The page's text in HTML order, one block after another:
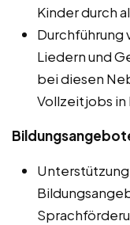
Kinder durch
Durchführung
Liedern und
bei diesen
Vollzeitjobs in